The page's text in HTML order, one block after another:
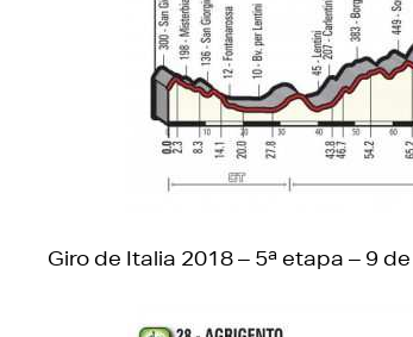
Giro de Italia 2018 – 5ª etapa – 9